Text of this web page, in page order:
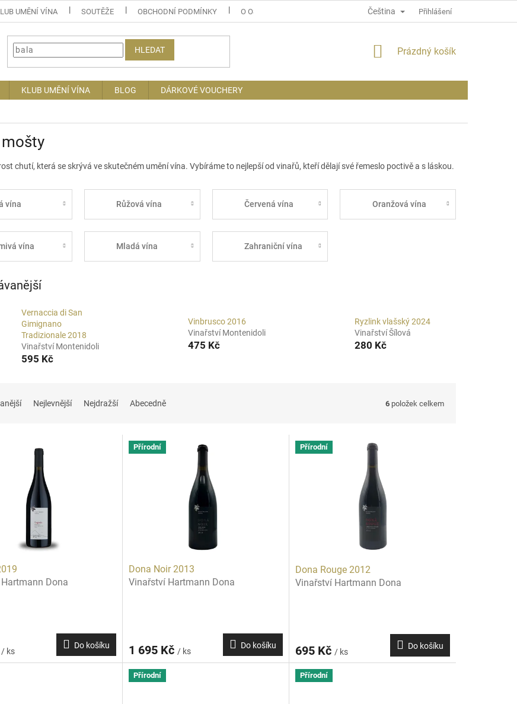
UMĚNÍ VÍNA SOUTĚŽE OBCHODNÍ PODMÍNKY O OSOBNÍCH ÚDAJÍCH INFORMACE O WEBU
Čeština Přihlášení
HLEDAT
NÁKUPNÍ
Prázdný košík
KLUB UMĚNÍ VÍNA BLOG DÁRKOVÉ VOUCHERY
chutí, která se skrývá ve skutečném umění vína. Vybíráme to nejlepší od vinařů, kteří dělají své řemeslo poctivě a s láskou.
vína Růžová vína Červená vína Oranžová vína
vína Mladá vína Zahraniční vína
Vernaccia di San
Gimignano
Tradizionale 2018
Vinařství Montenidoli
595 Kč
Vinbrusco 2016
Vinařství Montenidoli
475 Kč
Ryzlink vlašský 2024
Vinařství Šílová
280 Kč
Nejlevnější Nejdražší Abecedně 6 položek celkem
Dona
/ ks
Do košíku
Přírodní
Dona Noir 2013
Vinařství Hartmann Dona
1 695 Kč / ks
Do košíku
Přírodní
Dona Rouge 2012
Vinařství Hartmann Dona
695 Kč / ks
Do košíku
Přírodní Přírodní